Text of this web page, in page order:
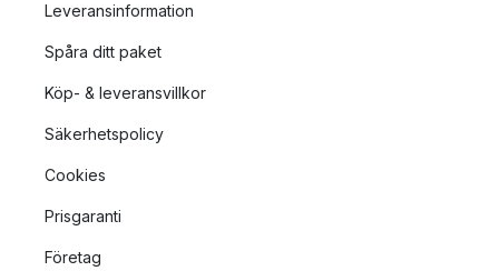
Leveransinformation
Spåra ditt paket
Köp- & leveransvillkor
Säkerhetspolicy
Cookies
Prisgaranti
Företag